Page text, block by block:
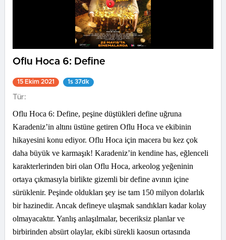
Oflu Hoca 6: Define
15 Ekim 2021 1s 37dk
Tür:
Oflu Hoca 6: Define, peşine düştükleri define uğruna
Karadeniz’in altını üstüne getiren Oflu Hoca ve ekibinin
hikayesini konu ediyor. Oflu Hoca için macera bu kez çok
daha büyük ve karmaşık! Karadeniz’in kendine has, eğlenceli
karakterlerinden biri olan Oflu Hoca, arkeolog yeğeninin
ortaya çıkmasıyla birlikte gizemli bir define avının içine
sürüklenir. Peşinde oldukları şey ise tam 150 milyon dolarlık
bir hazinedir. Ancak defineye ulaşmak sandıkları kadar kolay
olmayacaktır. Yanlış anlaşılmalar, beceriksiz planlar ve
birbirinden absürt olaylar, ekibi sürekli kaosun ortasında